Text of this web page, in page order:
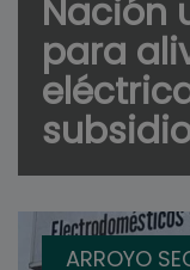
Nación
para
ARROYO